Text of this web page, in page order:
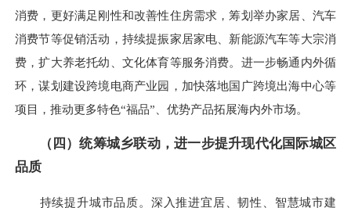
消费，更好满足刚性和改善性住房需求，筹划举办家居、汽车
消费节等促销活动，持续提振家居家电、新能源汽车等大宗消
费，扩大养老托幼、文化体育等服务消费。进一步畅通内外循
环，谋划建设跨境电商产业园，加快落地国广跨境出海中心等
项目，推动更多特色“福品”、优势产品拓展海内外市场。
（四）统筹城乡联动，进一步提升现代化国际城区
品质
持续提升城市品质。深入推进宜居、韧性、智慧城市建